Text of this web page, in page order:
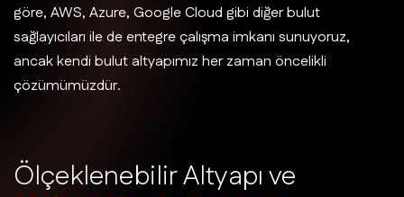
göre, AWS, Azure, Google Cloud gibi diğer bulut
sağlayıcıları ile de entegre çalışma imkanı sunuyoruz,
ancak kendi bulut altyapımız her zaman öncelikli
çözümümüzdür.
ÖlçeklenebilirAltyapıve